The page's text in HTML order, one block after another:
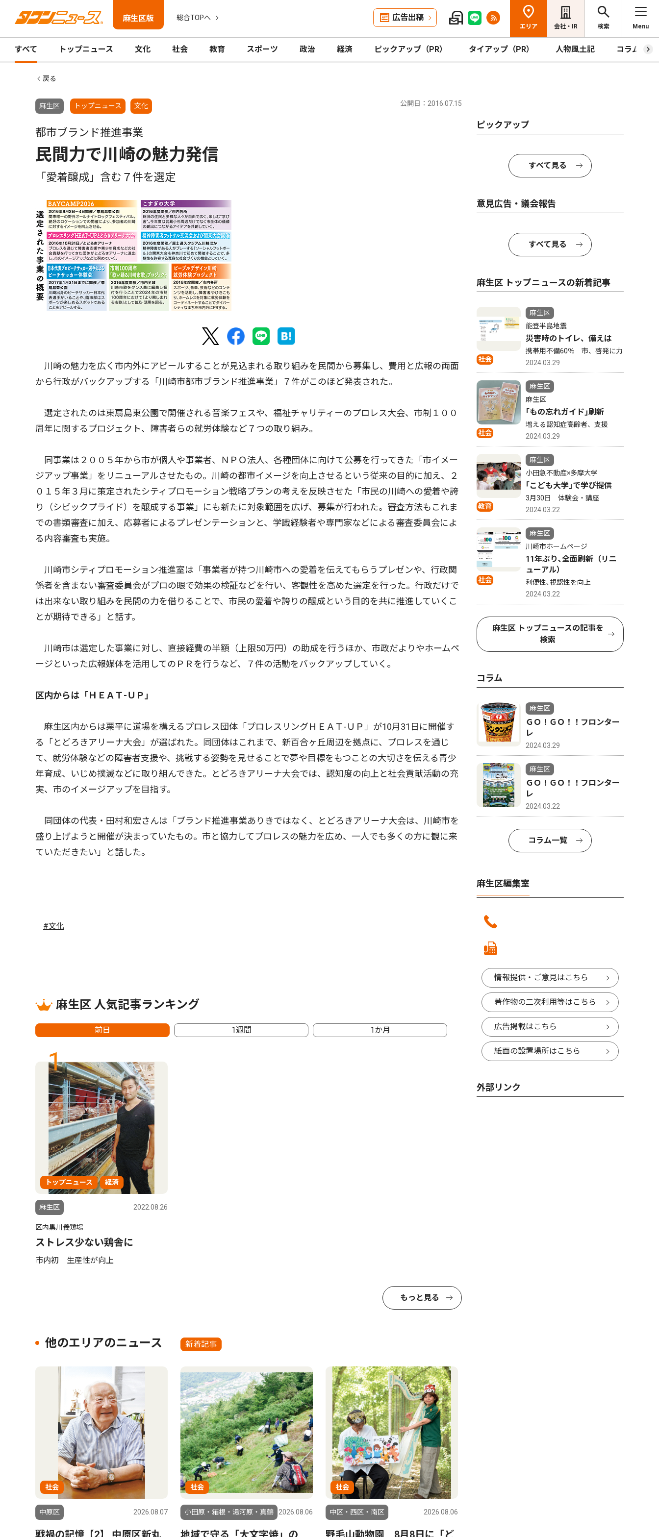
麻生区版 総合TOPへ 広告出稿
エリア 会社・IR 検索 Menu
すべて トップニュース 文化 社会 教育 スポーツ 政治 経済 ピックアップ（PR） タイアップ（PR） 人物風土記 コラム
戻る
麻生区 トップニュース 文化 公開日：2016.07.15
都市ブランド推進事業
民間力で川崎の魅力発信
「愛着醸成」含む７件を選定
川崎の魅力を広く市内外にアピールすることが見込まれる取り組みを民間から募集し、費用と広報の両面
から行政がバックアップする「川崎市都市ブランド推進事業」７件がこのほど発表された。
選定されたのは東扇島東公園で開催される音楽フェスや、福祉チャリティーのプロレス大会、市制１００
周年に関するプロジェクト、障害者らの就労体験など７つの取り組み。
同事業は２００５年から市が個人や事業者、ＮＰＯ法人、各種団体に向けて公募を行ってきた「市イメー
ジアップ事業」をリニューアルさせたもの。川崎の都市イメージを向上させるという従来の目的に加え、２
０１５年３月に策定されたシティプロモーション戦略プランの考えを反映させた「市民の川崎への愛着や誇
り（シビックプライド）を醸成する事業」にも新たに対象範囲を広げ、募集が行われた。審査方法もこれま
での書類審査に加え、応募者によるプレゼンテーションと、学識経験者や専門家などによる審査委員会によ
る内容審査も実施。
川崎市シティプロモーション推進室は「事業者が持つ川崎市への愛着を伝えてもらうプレゼンや、行政関
係者を含まない審査委員会がプロの眼で効果の検証などを行い、客観性を高めた選定を行った。行政だけで
は出来ない取り組みを民間の力を借りることで、市民の愛着や誇りの醸成という目的を共に推進していくこ
とが期待できる」と話す。
川崎市は選定した事業に対し、直接経費の半額（上限50万円）の助成を行うほか、市政だよりやホームペ
ージといった広報媒体を活用してのＰＲを行うなど、７件の活動をバックアップしていく。
区内からは「ＨＥＡＴ-ＵＰ」
麻生区内からは栗平に道場を構えるプロレス団体「プロレスリングＨＥＡＴ-ＵＰ」が10月31日に開催す
る「とどろきアリーナ大会」が選ばれた。同団体はこれまで、新百合ヶ丘周辺を拠点に、プロレスを通じ
て、就労体験などの障害者支援や、挑戦する姿勢を見せることで夢や目標をもつことの大切さを伝える青少
年育成、いじめ撲滅などに取り組んできた。とどろきアリーナ大会では、認知度の向上と社会貢献活動の充
実、市のイメージアップを目指す。
同団体の代表・田村和宏さんは「ブランド推進事業ありきではなく、とどろきアリーナ大会は、川崎市を
盛り上げようと開催が決まっていたもの。市と協力してプロレスの魅力を広め、一人でも多くの方に観に来
ていただきたい」と話した。
#文化
麻生区 人気記事ランキング
前日 1週間 1か月
1
トップニュース 経済
麻生区 2022.08.26
区内黒川養鶏場
ストレス少ない鶏舎に
市内初 生産性が向上
もっと見る
他のエリアのニュース 新着記事
社会
中原区 2026.08.07
戦禍の記憶【2】 中原区新丸
社会
小田原・箱根・湯河原・真鶴 2026.08.06
地域で守る「大文字焼」の
社会
中区・西区・南区 2026.08.06
野毛山動物園 8月8日に「ど
ピックアップ
すべて見る
意見広告・議会報告
すべて見る
麻生区 トップニュースの新着記事
社会
麻生区
能登半島地震
災害時のトイレ、備えは
携帯用不備60％ 市、啓発に力
2024.03.29
社会
麻生区
麻生区
｢もの忘れガイド｣刷新
増える認知症高齢者、支援
2024.03.29
教育
麻生区
小田急不動産×多摩大学
｢こども大学｣で学び提供
3月30日 体験会・講座
2024.03.22
社会
麻生区
川崎市ホームページ
11年ぶり､全面刷新（リニ
ューアル）
利便性､視認性を向上
2024.03.22
麻生区 トップニュースの記事を
検索
コラム
麻生区
ＧＯ！ＧＯ！！フロンター
レ
2024.03.29
麻生区
ＧＯ！ＧＯ！！フロンター
レ
2024.03.22
コラム一覧
麻生区編集室
情報提供・ご意見はこちら
著作物の二次利用等はこちら
広告掲載はこちら
紙面の設置場所はこちら
外部リンク